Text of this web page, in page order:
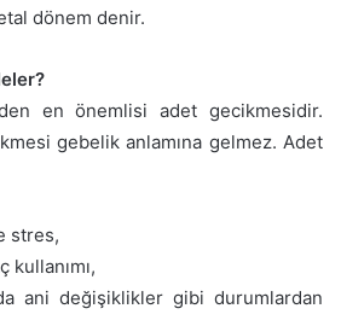
dönem denir.
en önemlisi adet gecikmesidir.
gebelik anlamına gelmez. Adet
stres,
kullanımı,
ani değişiklikler gibi durumlardan